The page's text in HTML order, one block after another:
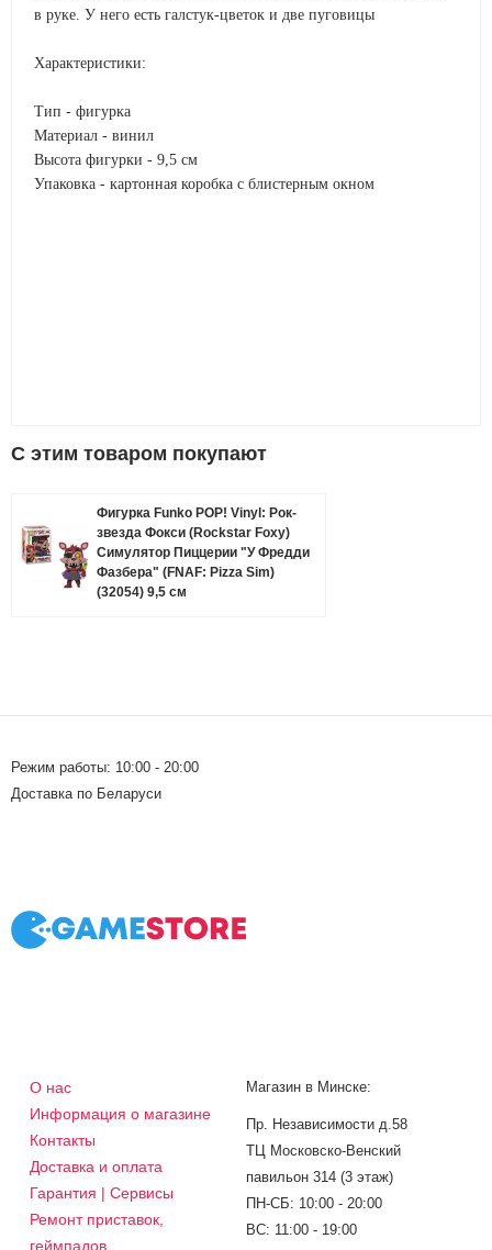
в руке. У него есть галстук-цветок и две пуговицы
Характеристики:
Тип - фигурка
Материал - винил
Высота фигурки - 9,5 см
Упаковка - картонная коробка с блистерным окном
C этим товаром покупают
Фигурка Funko POP! Vinyl: Рок-
звезда Фокси (Rockstar Foxy)
Симулятор Пиццерии "У Фредди
Фазбера" (FNAF: Pizza Sim)
(32054) 9,5 см
Режим работы: 10:00 - 20:00
Доставка по Беларуси
О нас
Информация о магазине
Контакты
Доставка и оплата
Гарантия | Сервисы
Ремонт приставок,
геймпадов
Магазин в Минске:
Пр. Независимости д.58
ТЦ Московско-Венский
павильон 314 (3 этаж)
ПН-СБ: 10:00 - 20:00
ВС: 11:00 - 19:00